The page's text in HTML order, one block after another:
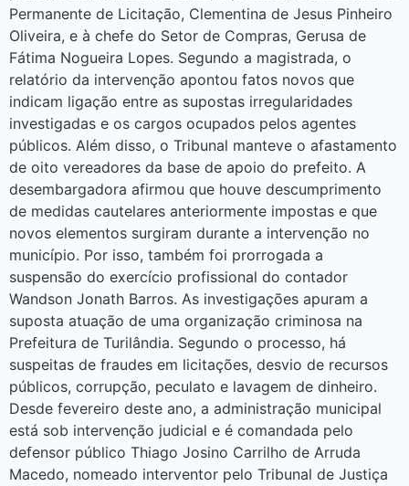
Permanente de Licitação, Clementina de Jesus Pinheiro
Oliveira, e à chefe do Setor de Compras, Gerusa de
Fátima Nogueira Lopes. Segundo a magistrada, o
relatório da intervenção apontou fatos novos que
indicam ligação entre as supostas irregularidades
investigadas e os cargos ocupados pelos agentes
públicos. Além disso, o Tribunal manteve o afastamento
de oito vereadores da base de apoio do prefeito. A
desembargadora afirmou que houve descumprimento
de medidas cautelares anteriormente impostas e que
novos elementos surgiram durante a intervenção no
município. Por isso, também foi prorrogada a
suspensão do exercício profissional do contador
Wandson Jonath Barros. As investigações apuram a
suposta atuação de uma organização criminosa na
Prefeitura de Turilândia. Segundo o processo, há
suspeitas de fraudes em licitações, desvio de recursos
públicos, corrupção, peculato e lavagem de dinheiro.
Desde fevereiro deste ano, a administração municipal
está sob intervenção judicial e é comandada pelo
defensor público Thiago Josino Carrilho de Arruda
Macedo, nomeado interventor pelo Tribunal de Justiça